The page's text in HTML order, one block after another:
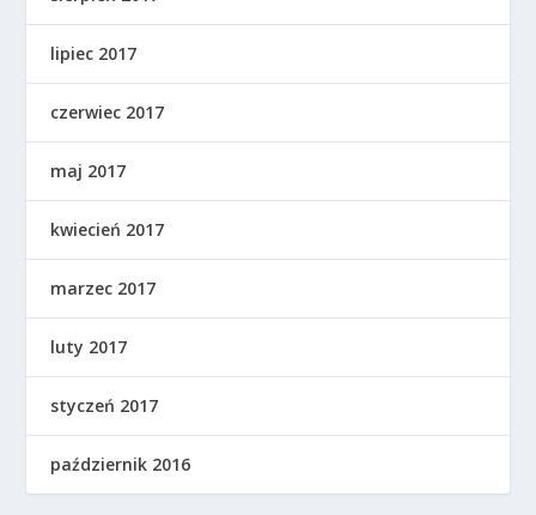
lipiec 2017
czerwiec 2017
maj 2017
kwiecień 2017
marzec 2017
luty 2017
styczeń 2017
październik 2016